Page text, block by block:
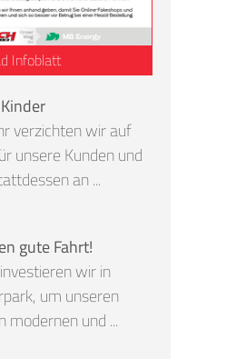
Infoblatt
verzichten wir auf
unsere Kunden und
an ...
gute Fahrt!
wir in
um unseren
modernen und ...